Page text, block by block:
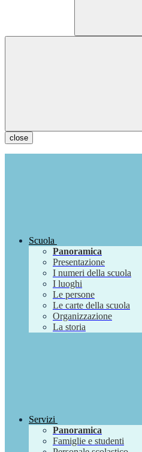
close
Scuola
Panoramica
Presentazione
I numeri della scuola
I luoghi
Le persone
Le carte della scuola
Organizzazione
La storia
Servizi
Panoramica
Famiglie e studenti